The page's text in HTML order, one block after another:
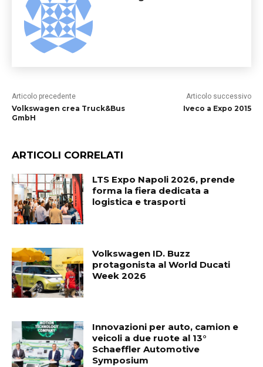
Articolo precedente
Volkswagen crea Truck&Bus
GmbH
Articolo successivo
Iveco a Expo 2015
ARTICOLI CORRELATI
LTS Expo Napoli 2026, prende
forma la fiera dedicata a
logistica e trasporti
Volkswagen ID. Buzz
protagonista al World Ducati
Week 2026
Innovazioni per auto, camion e
veicoli a due ruote al 13°
Schaeffler Automotive
Symposium